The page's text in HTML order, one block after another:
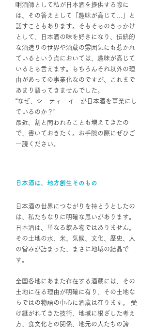
唎酒師として私が日本酒を提供する際に
は、その答えとして「趣味が高じて…」と
話すこともあります。そもそものきっかけ
として、日本酒の味を好きになり、伝統的
な酒造りの世界や酒蔵の雰囲気にも惹かれ
ているという点においては、趣味が高じて
いるとも言えます。もちろんそれ以外の理
由があっての事業化なのですが、これまで
あまり語ってきませんでした。
“なぜ、シーティーイーが日本酒を事業にし
ているのか？”
最近、割と問われることも増えてきたの
で、書いておきたく。お手隙の際にぜひご
一読ください。
日本酒は、地方創生そのもの
日本酒の世界につながりを持とうとしたの
は、私たちなりに明確な思いがあります。
日本酒は、単なる飲み物ではありません。
その土地の水、米、気候、文化、歴史、人
の営みが詰まった、まさに地域の結晶で
す。
全国各地にあまた存在する酒蔵には、その
土地に在る理由が明確に有り、その土地な
らではの物語の中心に酒蔵は在ります。 受
け継がれてきた技術、地域に根ざした考え
方、食文化との関係、地元の人たちの誇